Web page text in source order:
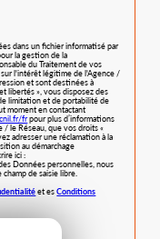
dans un fichier informatisé par
la gestion de la
du Traitement de vos
sur l'intérêt légitime de l'Agence /
et sont destinées à
libertés », vous disposez des
limitation et de portabilité de
moment en contactant
frpour plus d’informations
/ le Réseau, que vos droits «
adresser une réclamation à la
au démarchage
ici :
Données personnelles, nous
de saisie libre.
et esConditions